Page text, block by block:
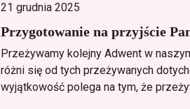
21 grudnia 2025
Przygotowanie na przyjście
Przeżywamy kolejny Adwent w
różni się od tych przeżywanych
wyjątkowość polega na tym, że